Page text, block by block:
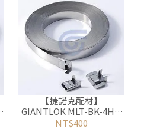
【捷諾克配材】
GIANTLOK MLT-BK-4HD
齒式不銹鋼扣 50PCS
NT$400